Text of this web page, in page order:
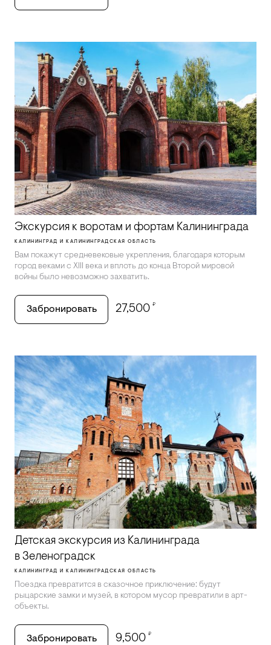
Экскурсия к воротам и фортам Калининграда
КАЛИНИНГРАД И КАЛИНИНГРАДСКАЯ ОБЛАСТЬ
Вам покажут средневековые укрепления, благодаря которым
город веками с XIII века и вплоть до конца Второй мировой
войны было невозможно захватить.
Забронировать 27,500 ₽
Детская экскурсия из Калининграда
в Зеленоградск
КАЛИНИНГРАД И КАЛИНИНГРАДСКАЯ ОБЛАСТЬ
Поездка превратится в сказочное приключение: будут
рыцарские замки и музей, в котором мусор превратили в арт-
объекты.
Забронировать 9,500 ₽